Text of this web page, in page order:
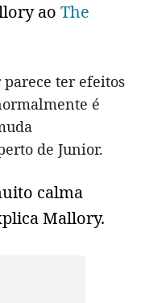
ao The
ter efeitos
é
de Junior.
calma
Mallory.